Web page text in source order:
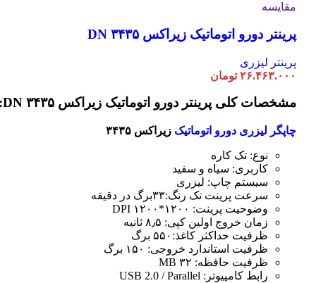
مقایسه
پرینتر دورو اتوماتیک زیراکس DN ۳۴۳۵
پرینتر لیزری
۲۶.۴۶۳.۰۰۰ تومان
مشخصات کلی پرینتر دورو اتوماتیک زیراکس DN ۳۴۳۵:
چاپگر لیزری دورو اتوماتیک زیراکس ۳۴۳۵
نوع: تک کاره
کاربری: سیاه و سفید
سیستم چاپ: لیزری
سرعت پرینت تک رنگ:۳۳برگ در دقیقه
وضوحیت پرینت: ۱۲۰۰*۱۲۰۰ DPI
زمان خروج اولین کپی: ۸٫۵ ثانیه
ظرفیت حداکثر کاغذ:۵۵۰ برگ
ظرفیت استاندارد خروجی: ۱۵۰ برگ
ظرفیت حافظه: ۳۲ MB
رابط کامپیوتر: USB 2.0 / Parallel